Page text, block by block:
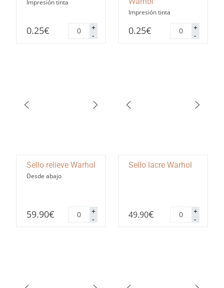
Impresión tinta
0.25€ -
Pegatinas
redondas
Warhol
+
Impresión tinta
0.25€ -
Pegatinas
rectangulares
Warhol
+
Sello relieve Warhol
Desde abajo
59.90€ -
Sello
relieve
Warhol
+
Sello lacre Warhol
49.90€ -
Sello
lacre
Warhol
+